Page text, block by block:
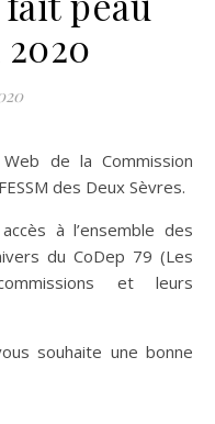
de la Commission
des Deux Sèvres.
à l’ensemble des
du CoDep 79 (Les
et leurs
souhaite une bonne